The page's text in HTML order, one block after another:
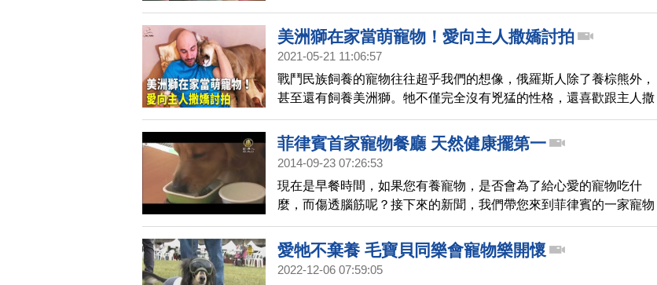
已經瀕臨絕種。
美洲獅在家當萌寵物！愛向主人撒嬌討拍
2021-05-21 11:06:57
戰鬥民族飼養的寵物往往超乎我們的想像，俄羅斯人除了養棕熊外，
甚至還有飼養美洲獅。牠不僅完全沒有兇猛的性格，還喜歡跟主人撒
嬌討拍，超萌的模樣讓牠在社群媒體上擁有百萬粉絲。
菲律賓首家寵物餐廳 天然健康擺第一
2014-09-23 07:26:53
現在是早餐時間，如果您有養寵物，是否會為了給心愛的寵物吃什
麼，而傷透腦筋呢？接下來的新聞，我們帶您來到菲律賓的一家寵物
麵包店，標榜天然食材，為主人和寵物們，打造精緻美味又健康的佳
餚。
愛牠不棄養 毛寶貝同樂會寵物樂開懷
2022-12-06 07:59:05